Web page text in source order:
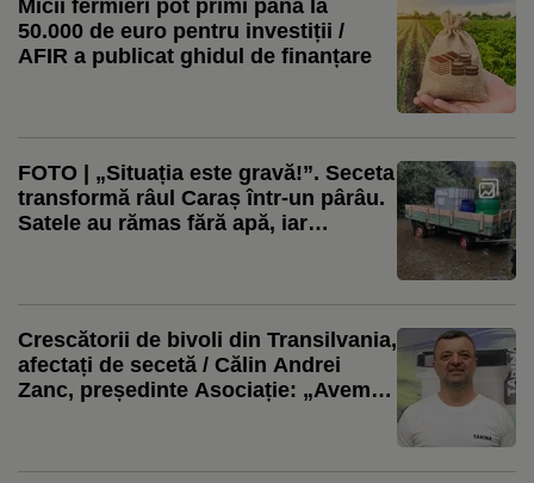
Micii fermieri pot primi până la
50.000 de euro pentru investiții /
AFIR a publicat ghidul de finanțare
FOTO | „Situația este gravă!”. Seceta
transformă râul Caraș într-un pârâu.
Satele au rămas fără apă, iar
Crescătorii de bivoli din Transilvania,
afectați de secetă / Călin Andrei
Zanc, președinte Asociație: „Avem